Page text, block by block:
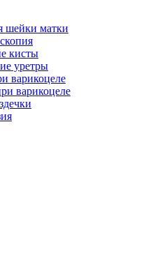
шейки матки
кисты
уретры
варикоцеле
варикоцеле